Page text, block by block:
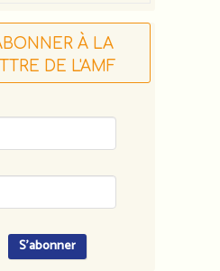
À LA
DE L'AMF